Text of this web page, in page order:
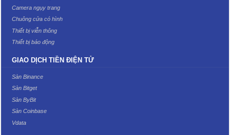
Camera ngụy trang
Chuông cửa có hình
Thiết bị viễn thông
Thiết bị báo động
GIAO DỊCH TIỀN ĐIỆN TỬ
Sàn Binance
Sàn Bitget
Sàn ByBit
Sàn Coinbase
Vdata